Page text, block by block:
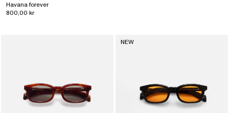
Havana forever
800,00 kr
NEW